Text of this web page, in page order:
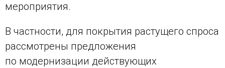
мероприятия.
В частности, для покрытия растущего спроса
рассмотрены предложения
по модернизации действующих